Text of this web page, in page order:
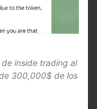
inside trading al
300,000$ de los